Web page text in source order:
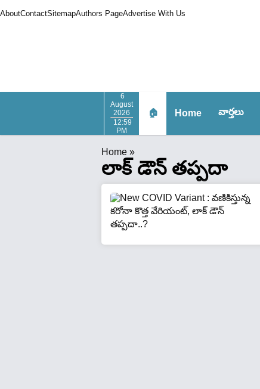
AboutContactSitemapAuthors PageAdvertise With Us
6
August
2026
12:59
PM
🏠 Home వార్త‌లు
Home »
లాక్ డౌన్ తప్పదా